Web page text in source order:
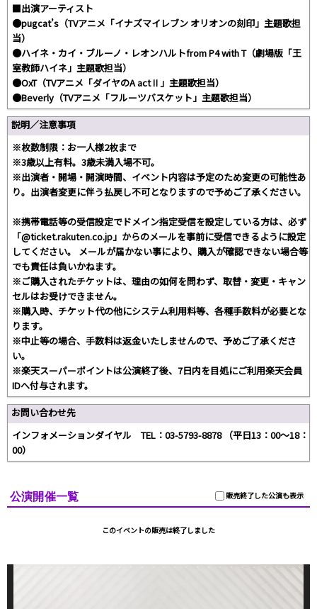
■出演アーティスト
●pugcat’s（TVアニメ「イナズマイレブン オリオンの刻印」主題歌担
当）
●ハイネ・カイ・ブルーノ・レオンハルトfrom P4 with T（劇場版「王
室教師ハイネ」主題歌担当）
●OxT（TVアニメ「ダイヤのA actⅡ」主題歌担当）
●Beverly（TVアニメ「フルーツバスケット」主題歌担当）
説明／注意事項
※枚数制限：お一人様2枚まで
※3歳以上有料。3歳未満入場不可。
※出演者・開場・開演時間、イベント内容は予定のため変更の可能性あ
り。出演者変更に伴う払戻し不可となりますので予めご了承ください。
※携帯電話等の受信設定でドメイン指定受信を設定している方は、必ず
「@ticket.rakuten.co.jp」からのメールを事前に受信できるように設定
してください。 メールが届かない事により、購入が確認できない場合等
でも責任は負いかねます。
※ご購入されたチケットは、理由の如何を問わず、取替・変更・キャン
セルはお受けできません。
※購入時、チケット代の他にシステム利用料等、各種手数料が必要とな
ります。
※中止等の場合、手数料は返金いたしませんので、予めご了承くださ
い。
※楽天スーパーポイントは公演終了後、7日内を目処にご利用楽天会員
IDへ付与されます。
お問い合わせ先
インフォメーションダイヤル TEL：03-5793-8878 （平日13：00～18：
00）
販売終了した公演も表示
公演開催一覧
このイベントの販売は終了しました